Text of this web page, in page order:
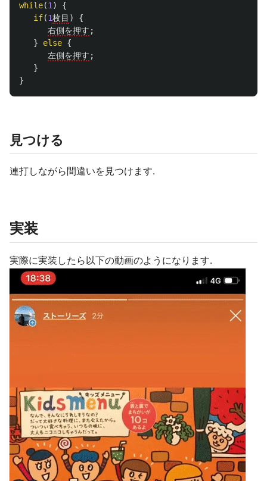
while(1)
{
if(1枚目 )
{
右側を押す ;
}
else {
左側を押す ;
}
}
見つける
連打しながら間違いを見つけます.
実装
実際に実装したら以下の動画のようになります.